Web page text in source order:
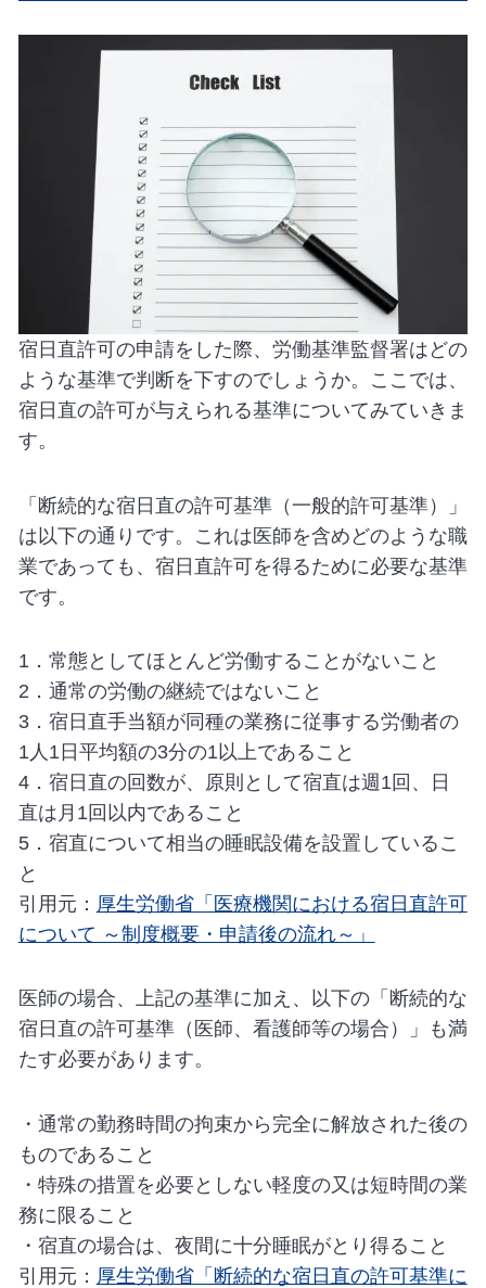
宿日直許可の申請をした際、労働基準監督署はどの
ような基準で判断を下すのでしょうか。ここでは、
宿日直の許可が与えられる基準についてみていきま
す。
「断続的な宿日直の許可基準（一般的許可基準）」
は以下の通りです。これは医師を含めどのような職
業であっても、宿日直許可を得るために必要な基準
です。
1．常態としてほとんど労働することがないこと
2．通常の労働の継続ではないこと
3．宿日直手当額が同種の業務に従事する労働者の
1人1日平均額の3分の1以上であること
4．宿日直の回数が、原則として宿直は週1回、日
直は月1回以内であること
5．宿直について相当の睡眠設備を設置しているこ
と
引用元： 厚生労働省「医療機関における宿日直許可
について ～制度概要・申請後の流れ～」
医師の場合、上記の基準に加え、以下の「断続的な
宿日直の許可基準（医師、看護師等の場合）」も満
たす必要があります。
・通常の勤務時間の拘束から完全に解放された後の
ものであること
・特殊の措置を必要としない軽度の又は短時間の業
務に限ること
・宿直の場合は、夜間に十分睡眠がとり得ること
引用元： 厚生労働省「断続的な宿日直の許可基準に